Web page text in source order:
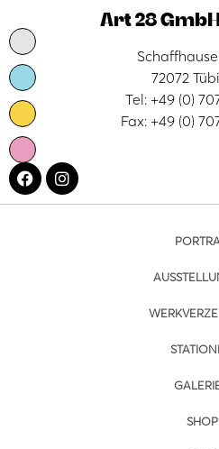
Art 28
72072
Tel: +49 (0)
Fax: +49 (0)
SHOP